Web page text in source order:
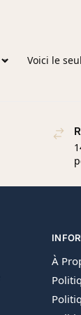
Voici le
À